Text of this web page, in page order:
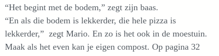
“Het begint met de bodem,” zegt zijn baas.
“En als die bodem is lekkerder, die hele pizza is
lekkerder,” zegt Mario. En zo is het ook in de moestuin.
Maak als het even kan je eigen compost. Op pagina 32